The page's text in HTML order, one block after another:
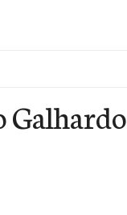
Galhardo